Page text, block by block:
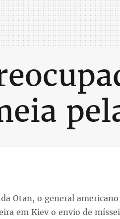
Otan, o general
em Kiev o envio de